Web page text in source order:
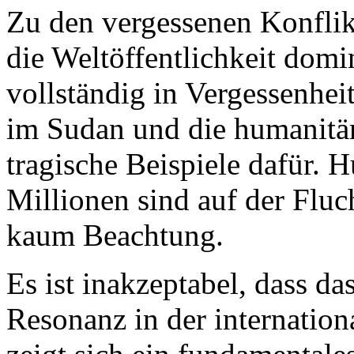
Zu den vergessenen
die Weltöffentlichkeit
vollständig in
im Sudan und die
tragische Beispiele dafür.
Millionen sind auf der
kaum Beachtung.
Es ist inakzeptabel, dass
Resonanz in der